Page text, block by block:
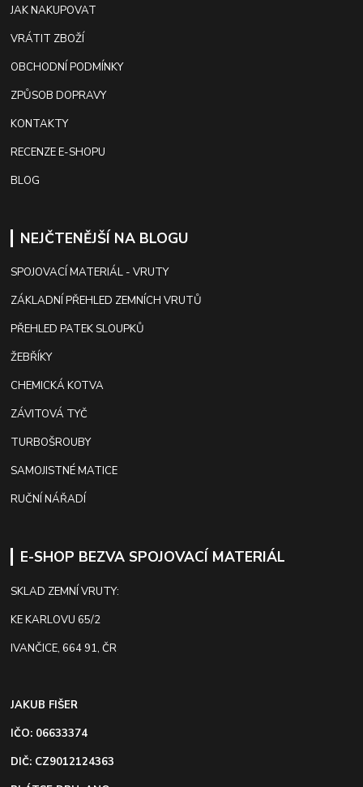
JAK NAKUPOVAT
VRÁTIT ZBOŽÍ
OBCHODNÍ PODMÍNKY
ZPŮSOB DOPRAVY
KONTAKTY
RECENZE E-SHOPU
BLOG
NEJČTENĚJŠÍ NA BLOGU
SPOJOVACÍ MATERIÁL - VRUTY
ZÁKLADNÍ PŘEHLED ZEMNÍCH VRUTŮ
PŘEHLED PATEK SLOUPKŮ
ŽEBŘÍKY
CHEMICKÁ KOTVA
ZÁVITOVÁ TYČ
TURBOŠROUBY
SAMOJISTNÉ MATICE
RUČNÍ NÁŘADÍ
E-SHOP BEZVA SPOJOVACÍ MATERIÁL
SKLAD ZEMNÍ VRUTY:
KE KARLOVU 65/2
IVANČICE, 664 91, ČR
JAKUB FIŠER
IČO: 06633374
DIČ: CZ9012124363